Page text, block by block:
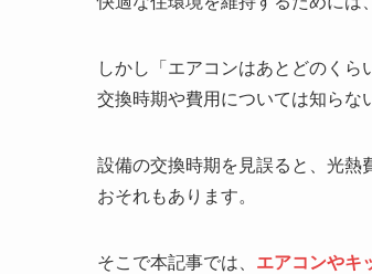
しかし「エアコンはあとどのく
交換時期や費用については知らな
設備の交換時期を見誤ると、光熱
おそれもあります。
そこで本記事では、 エアコンやキ